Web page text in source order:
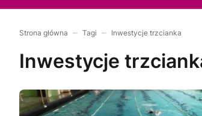
Strona główna Tagi Inwestycje trzcianka
Inwestycje